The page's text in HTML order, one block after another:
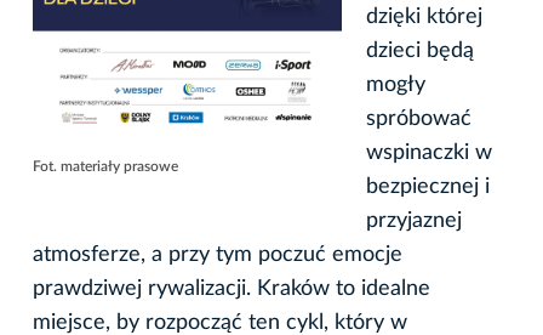
Fot. materiały prasowe
dzięki której
dzieci będą
mogły
spróbować
wspinaczki w
bezpiecznej i
przyjaznej
atmosferze, a przy tym poczuć emocje
prawdziwej rywalizacji. Kraków to idealne
miejsce, by rozpocząć ten cykl, który w